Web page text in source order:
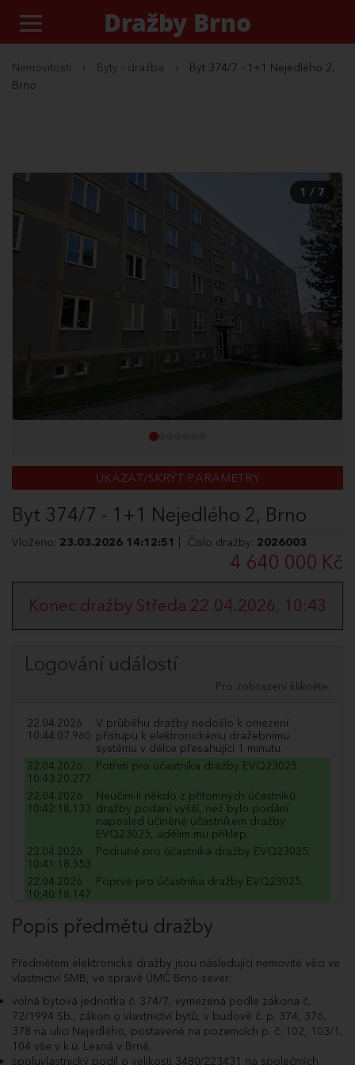
Dražby Brno
Nemovitosti › Byty - dražba ›
Byt 374/7 - 1+1 Nejedlého 2,
Brno
1 / 7
UKÁZAT/SKRÝT PARAMETRY
Byt 374/7 - 1+1 Nejedlého 2, Brno
Vloženo: 23.03.2026 14:12:51 | Číslo dražby: 2026003
4 640 000 Kč
Konec dražby Středa 22.04.2026, 10:43
Logování událostí
Pro zobrazení klikněte.
22.04.2026
10:44:07.960
V průběhu dražby nedošlo k omezení
přístupu k elektronickému dražebnímu
systému v délce přesahující 1 minutu.
22.04.2026
10:43:20.277
Potřetí pro účastníka dražby EVQ23025.
22.04.2026
10:42:18.133
Neučiní-li někdo z přítomných účastníků
dražby podání vyšší, než bylo podání
naposled učiněné účastníkem dražby
EVQ23025, udělím mu příklep.
22.04.2026
10:41:18.553
Podruhé pro účastníka dražby EVQ23025.
22.04.2026
10:40:18.147
Poprvé pro účastníka dražby EVQ23025.
10:40:18.007 ve výši 20 000 Kč a navýšil nabídnutou cenu
na 4 640 000 Kč.
22.04.2026
10:39:58.980
Poprvé pro účastníka dražby ZHI66149.
22.04.2026
10:39:58.840
Dražitel ZHI66149 podal příhoz do dražby ve
výši 20 000 Kč a navýšil nabídnutou cenu na
4 620 000 Kč.
22.04.2026
10:39:41.217
Poprvé pro účastníka dražby EVQ23025.
22.04.2026
Dražitel EVQ23025 podal příhoz do dražby
Popis předmětu dražby
Předmětem elektronické dražby jsou následující nemovité věci ve
vlastnictví SMB, ve správě ÚMČ Brno-sever:
volná bytová jednotka č. 374/7, vymezená podle zákona č.
72/1994 Sb., zákon o vlastnictví bytů, v budově č. p. 374, 376,
378 na ulici Nejedlého, postavené na pozemcích p. č. 102, 103/1,
104 vše v k.ú. Lesná v Brně,
spoluvlastnický podíl o velikosti 3480/223431 na společných